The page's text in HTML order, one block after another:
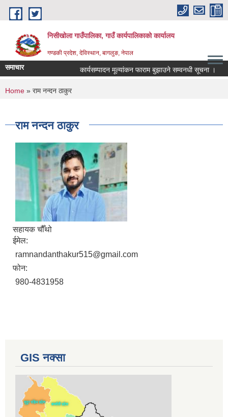
Skip to main content
निसीखोला गाउँपालिका, गाउँ कार्यपालिकाको कार्यालय
गण्डकी प्रदेश, देविस्थान, बागलुङ, नेपाल
समाचार कार्यसम्पादन मूल्यांकन फाराम बुझाउने सम्वनधी सूचना ।
You are here
Home » राम नन्दन ठाकुर
राम नन्दन ठाकुर
सहायक चौँथो
ईमेल:
ramnandanthakur515@gmail.com
फोन:
980-4831958
GIS नक्सा